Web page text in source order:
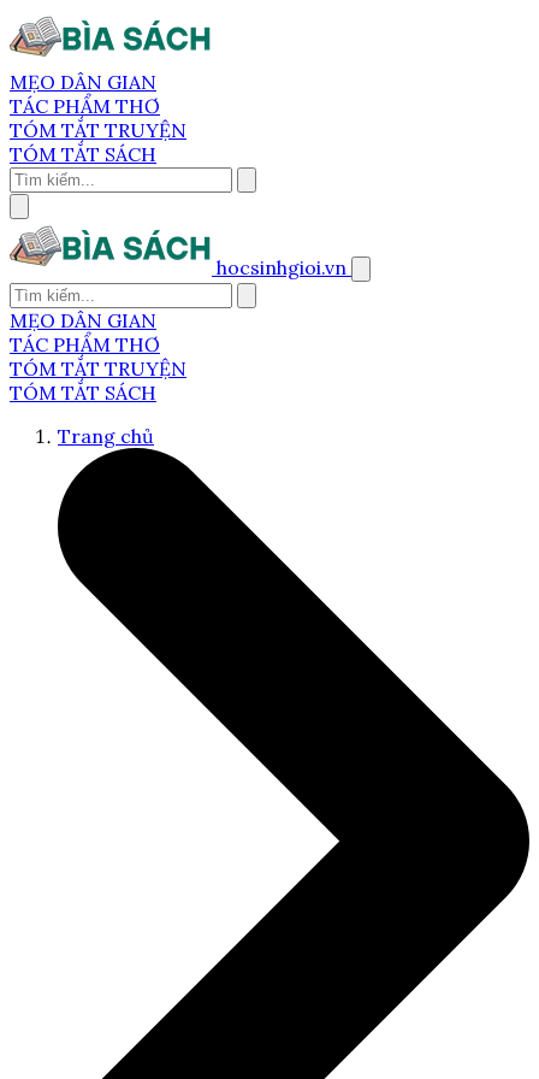
MẸO DÂN GIAN
TÁC PHẨM THƠ
TÓM TẮT TRUYỆN
TÓM TẮT SÁCH
hocsinhgioi.vn
MẸO DÂN GIAN
TÁC PHẨM THƠ
TÓM TẮT TRUYỆN
TÓM TẮT SÁCH
Trang chủ